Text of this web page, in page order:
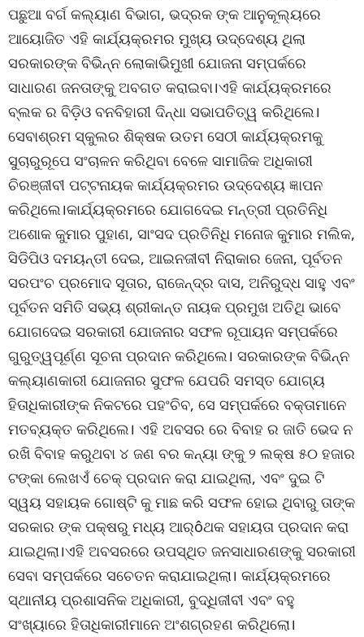
ପଛୁଆ ବର୍ଗ କଲ୍ୟାଣ ବିଭାଗ, ଭଦ୍ରକ ଙ୍କ ଆନୁକୂଲ୍ୟରେ
ଆୟୋଜିତ ଏହି କାର୍ଯ୍ୟକ୍ରମର ମୁଖ୍ୟ ଉଦ୍ଦେଶ୍ୟ ଥିଲା
ସରକାରଙ୍କ ବିଭିନ୍ନ ଲୋକାଭିମୁଖୀ ଯୋଜନା ସମ୍ପର୍କରେ
ସାଧାରଣ ଜନତାଙ୍କୁ ଅବଗତ କରାଇବା।ଏହି କାର୍ଯ୍ୟକ୍ରମରେ
ବ୍ଲକ ର ବିଡ଼ିଓ ବନବିହାରୀ ଦିନ୍ଧା ସଭାପତିତ୍ୱ କରିଥିଲେ।
ସେବାଶ୍ରମ ସ୍କୁଲର ଶିକ୍ଷକ ଉତମ ସେଠୀ କାର୍ଯ୍ୟକ୍ରମକୁ
ସୁଚାରୁରୂପେ ସଂଚାଳନ କରିଥିବା ବେଳେ ସାମାଜିକ ଅଧିକାରୀ
ଚିରଞ୍ଜୀବୀ ପଟ୍ଟନାୟକ କାର୍ଯ୍ୟକ୍ରମର ଉଦ୍ଦେଶ୍ୟ ଜ୍ଞାପନ
କରିଥିଲେ।କାର୍ଯ୍ୟକ୍ରମରେ ଯୋଗଦେଇ ମନ୍ତ୍ରୀ ପ୍ରତିନିଧି
ଅଶୋକ କୁମାର ପୁହାଣ, ସାଂସଦ ପ୍ରତିନିଧି ମନୋଜ କୁମାର ମଲିକ,
ସିଡିପିଓ ଦମୟନ୍ତୀ ଦେଇ, ଆଇନଜୀବୀ ନିରାକାର ଜେନା, ପୂର୍ବତନ
ସରପଂଚ ପ୍ରମୋଦ ସୂତାର, ରାଜେନ୍ଦ୍ର ଦାସ, ଅନିରୁଦ୍ଧ ସାହୁ ଏବଂ
ପୂର୍ବତନ ସମିତି ସଭ୍ୟ ଶ୍ରୀକାନ୍ତ ନାୟକ ପ୍ରମୁଖ ଅତିଥି ଭାବେ
ଯୋଗଦେଇ ସରକାରୀ ଯୋଜନାର ସଫଳ ରୂପାୟନ ସମ୍ପର୍କରେ
ଗୁରୁତ୍ୱପୂର୍ଣ୍ଣ ସୂଚନା ପ୍ରଦାନ କରିଥିଲେ। ସରକାରଙ୍କ ବିଭିନ୍ନ
କଲ୍ୟାଣକାରୀ ଯୋଜନାର ସୁଫଳ ଯେପରି ସମସ୍ତ ଯୋଗ୍ୟ
ହିତାଧିକାରୀଙ୍କ ନିକଟରେ ପହଂଚିବ, ସେ ସମ୍ପର୍କରେ ବକ୍ତାମାନେ
ମତବ୍ୟକ୍ତ କରିଥିଲେ। ଏହି ଅବସର ରେ ବିବାହ ର ଜାତି ଭେଦ ନ
ରଖି ବିବାହ କରୁଥବା ୪ ଜଣ ବର କନ୍ୟା ଙ୍କୁ ୨ ଲକ୍ଷ ୫୦ ହଜାର
ଟଙ୍କା ଲେଖଏଁ ଚେକ୍ ପ୍ରଦାନ କରା ଯାଇଥିଲା, ଏବଂ ଦୁଇ ଟି
ସ୍ୱୟ ସହାୟକ ଗୋଷ୍ଟି କୁ ମାଛ କରି ସଫଳ ହୋଇ ଥିବାରୁ ତାଙ୍କ
ସରକାର ଙ୍କ ପକ୍ଷରୁ ମଧ୍ୟ ଆର୍ôଥକ ସହାୟତା ପ୍ରଦାନ କରା
ଯାଇଥିଲା।ଏହି ଅବସରରେ ଉପସ୍ଥିତ ଜନସାଧାରଣଙ୍କୁ ସରକାରୀ
ସେବା ସମ୍ପର୍କରେ ସଚେତନ କରାଯାଇଥିଲା। କାର୍ଯ୍ୟକ୍ରମରେ
ସ୍ଥାନୀୟ ପ୍ରଶାସନିକ ଅଧିକାରୀ, ବୁଦ୍ଧିଜୀବୀ ଏବଂ ବହୁ
ସଂଖ୍ୟାରେ ହିତାଧିକାରୀମାନେ ଅଂଶଗ୍ରହଣ କରିଥିଲୋ।